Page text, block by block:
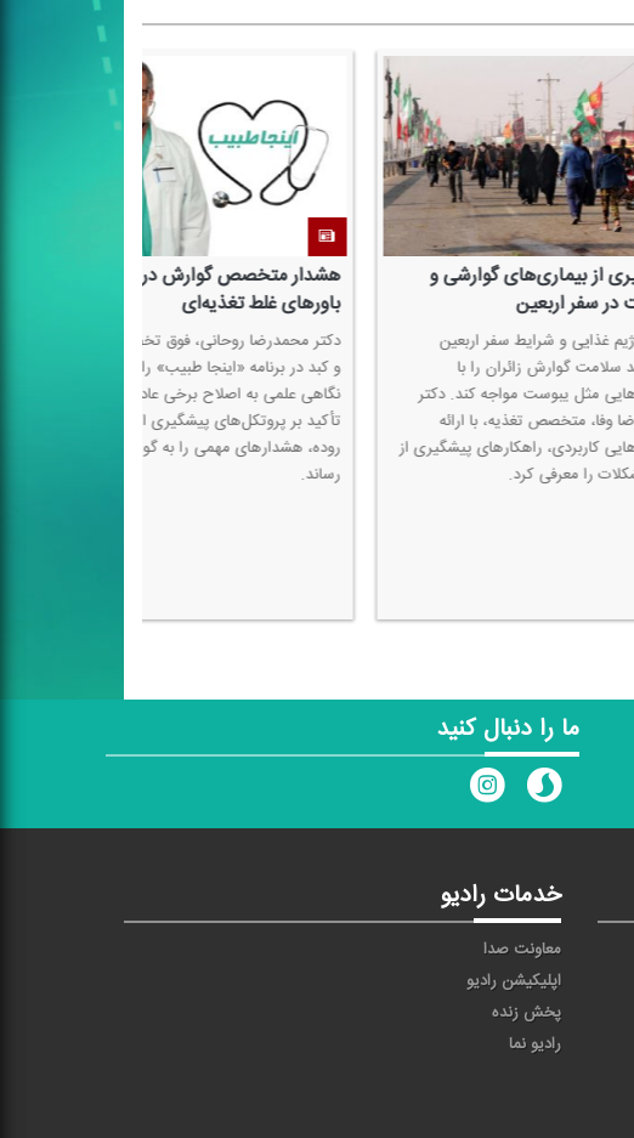
گوارشی و
سفر اربعین
را با
كند. دكتر
با ارائه
پیشگیری از
هشدار متخصص گوارش درباره
باورهای غلط تغذیه‌ای
دكتر محمدرضا روحانی، فوق تخصص گوارش
و كبد در برنامه «اینجا طبیب» رادیو سلامت با
نگاهی علمی به اصلاح برخی عادات غذایی و
تأكید بر پروتكل‌های پیشگیری از سرطان
روده، هشدارهای مهمی را به گوش مخاطبان
ما را دنبال کنید
خدمات رادیو
معاونت صدا
اپلیکیشن رادیو
پخش زنده
رادیو نما